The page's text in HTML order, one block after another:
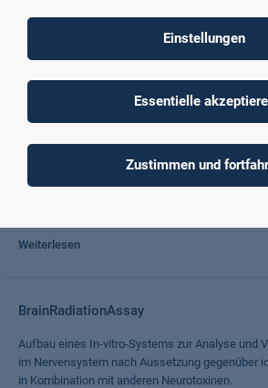
EXIST Othermo
Weiterlesen
LinAmp Funkanwendungen
Weiterlesen
BrainRadiationAssay
Aufbau eines In-vitro-Systems zur Analyse und
im Nervensystem nach Aussetzung gegenüber
in Kombination mit anderen Neurotoxinen.
Einstellungen
Essentielle
Zustimmen und